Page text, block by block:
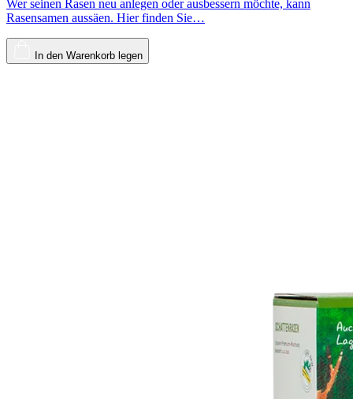
Wer seinen Rasen neu anlegen oder ausbessern möchte, kann
Rasensamen aussäen. Hier finden Sie…
In den Warenkorb legen